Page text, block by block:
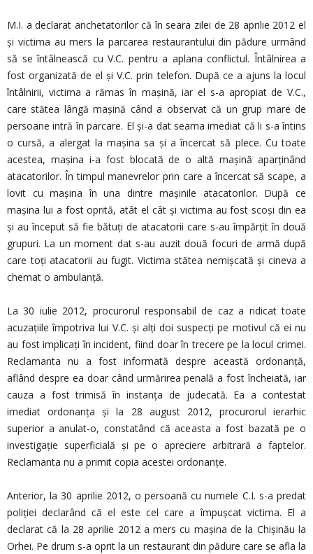
M.I. a declarat anchetatorilor că în seara zilei de 28 aprilie 2012 el
și victima au mers la parcarea restaurantului din pădure urmând
să se întâlnească cu V.C. pentru a aplana conflictul. Întâlnirea a
fost organizată de el și V.C. prin telefon. După ce a ajuns la locul
întâlnirii, victima a rămas în mașină, iar el s-a apropiat de V.C.,
care stătea lângă mașină când a observat că un grup mare de
persoane intră în parcare. El și-a dat seama imediat că li s-a întins
o cursă, a alergat la mașina sa și a încercat să plece. Cu toate
acestea, mașina i-a fost blocată de o altă mașină aparținând
atacatorilor. În timpul manevrelor prin care a încercat să scape, a
lovit cu mașina în una dintre mașinile atacatorilor. După ce
mașina lui a fost oprită, atât el cât și victima au fost scoși din ea
și au început să fie bătuți de atacatorii care s-au împărțit în două
grupuri. La un moment dat s-au auzit două focuri de armă după
care toți atacatorii au fugit. Victima stătea nemișcată și cineva a
chemat o ambulanță.
La 30 iulie 2012, procurorul responsabil de caz a ridicat toate
acuzațiile împotriva lui V.C. și alți doi suspecți pe motivul că ei nu
au fost implicați în incident, fiind doar în trecere pe la locul crimei.
Reclamanta nu a fost informată despre această ordonanță,
aflând despre ea doar când urmărirea penală a fost încheiată, iar
cauza a fost trimisă în instanța de judecată. Ea a contestat
imediat ordonanța și la 28 august 2012, procurorul ierarhic
superior a anulat-o, constatând că aceasta a fost bazată pe o
investigație superficială și pe o apreciere arbitrară a faptelor.
Reclamanta nu a primit copia acestei ordonanțe.
Anterior, la 30 aprilie 2012, o persoană cu numele C.I. s-a predat
poliției declarând că el este cel care a împușcat victima. El a
declarat că la 28 aprilie 2012 a mers cu mașina de la Chișinău la
Orhei. Pe drum s-a oprit la un restaurant din pădure care se afla la